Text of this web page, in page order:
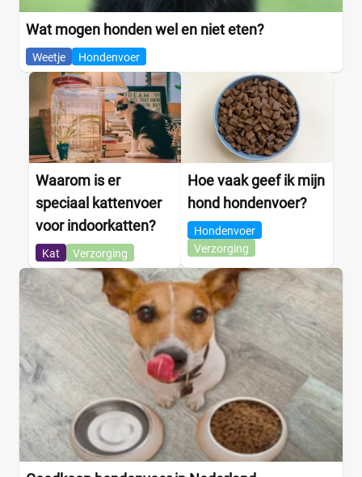
Wat mogen honden wel en niet eten?
Weetje Hondenvoer
Waarom is er
speciaal kattenvoer
voor indoorkatten?
Kat Verzorging
Hoe vaak geef ik mijn
hond hondenvoer?
Hondenvoer
Verzorging